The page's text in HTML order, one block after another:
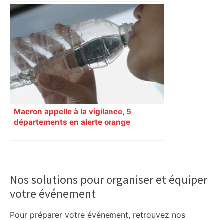
ce qui attend les automobilistes ce
lundi 8 juin sur l’A64 et l’A68
Macron appelle à la vigilance, 5
départements en alerte orange
Sidebar
Nos solutions pour organiser et équiper
votre événement
Pour préparer votre événement, retrouvez nos